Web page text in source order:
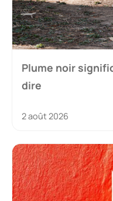
Plume noir
dire
2 août 2026